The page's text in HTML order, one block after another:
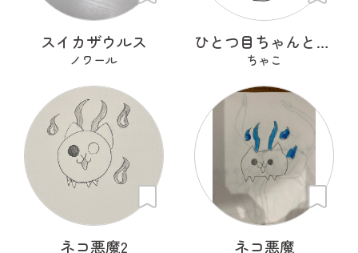
スイカザウルス
ノワール
ひとつ目ちゃんとからかさくん
ちゃこ
ネコ悪魔2 ネコ悪魔